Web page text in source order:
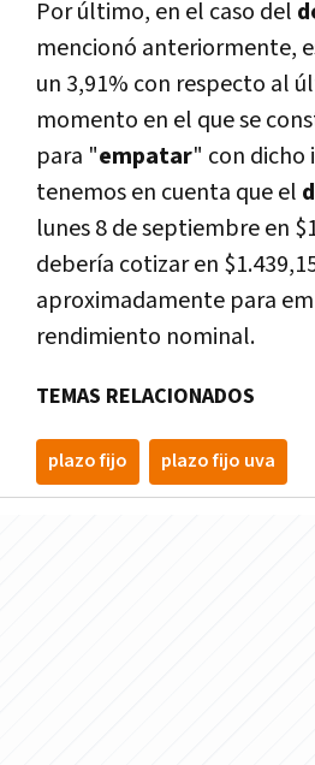
Por último, en el caso del
mencionó anteriormente,
un 3,91% con respecto al
momento en el que se
para "empatar" con dicho
tenemos en cuenta que el
lunes 8 de septiembre en
debería cotizar en
aproximadamente para
rendimiento nominal.
TEMAS RELACIONADOS
plazo fijo plazo fijo uva